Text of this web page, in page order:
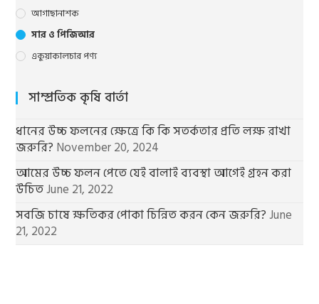
আগাছানাশক
সার ও পিজিআর
একুয়াকালচার পণ্য
সাম্প্রতিক কৃষি বার্তা
ধানের উচ্চ ফলনের ক্ষেত্রে কি কি সতর্কতার প্রতি লক্ষ রাখা
জরুরি? November 20, 2024
আমের উচ্চ ফলন পেতে যেই বালাই ব্যবস্থা আগেই গ্রহন করা
উচিতJune 21, 2022
সবজি চাষে ক্ষতিকর পোকা চিন্নিত করন কেন জরুরি?June
21, 2022